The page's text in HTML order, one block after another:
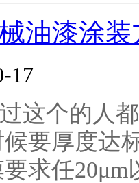
油漆涂装
17
这个的人
要厚度达
求任20μm